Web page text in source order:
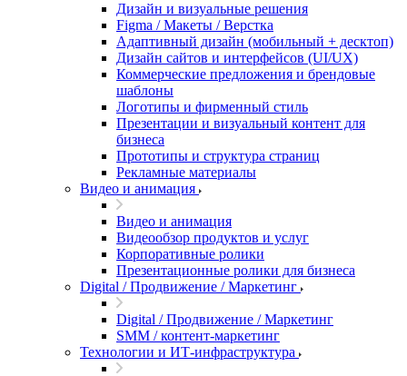
Дизайн и визуальные решения
Figma / Макеты / Верстка
Адаптивный дизайн (мобильный + десктоп)
Дизайн сайтов и интерфейсов (UI/UX)
Коммерческие предложения и брендовые
шаблоны
Логотипы и фирменный стиль
Презентации и визуальный контент для
бизнеса
Прототипы и структура страниц
Рекламные материалы
Видео и анимация
Видео и анимация
Видеообзор продуктов и услуг
Корпоративные ролики
Презентационные ролики для бизнеса
Digital / Продвижение / Маркетинг
Digital / Продвижение / Маркетинг
SMM / контент-маркетинг
Технологии и ИТ-инфраструктура